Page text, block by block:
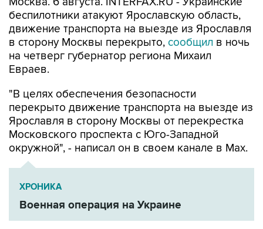
беспилотники атакуют Ярославскую область,
движение транспорта на выезде из Ярославля
в сторону Москвы перекрыто, сообщил в ночь
на четверг губернатор региона Михаил
Евраев.
"В целях обеспечения безопасности
перекрыто движение транспорта на выезде из
Ярославля в сторону Москвы от перекрестка
Московского проспекта с Юго-Западной
окружной", - написал он в своем канале в Мах.
ХРОНИКА
Военная операция на Украине